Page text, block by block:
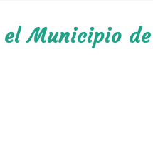
Municipio